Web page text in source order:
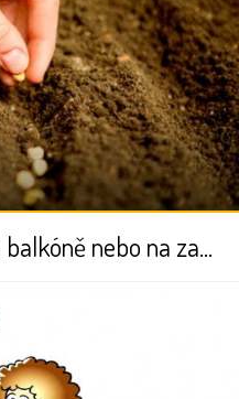
Péče o rostliny doma, na balkóně nebo na zahradě